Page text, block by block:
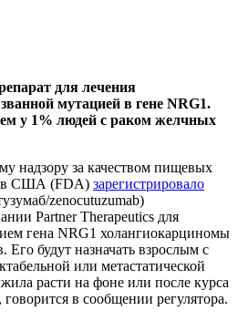
для лечения
мутацией в гене NRG1.
у 1% людей с раком желчных
надзору за качеством пищевых
США (FDA) зарегистрировало
zenocutuzumab)
Partner Therapeutics для
гена NRG1 холангиокарциномы
будут назначать взрослым с
или метастатической
расти на фоне или после курса
в сообщении регулятора.